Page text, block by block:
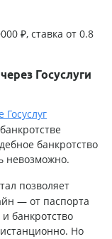
₽, ставка от 0.8
Госуслуги
Госуслуг
банкротство
невозможно.
позволяет
— от паспорта
банкротство
Но